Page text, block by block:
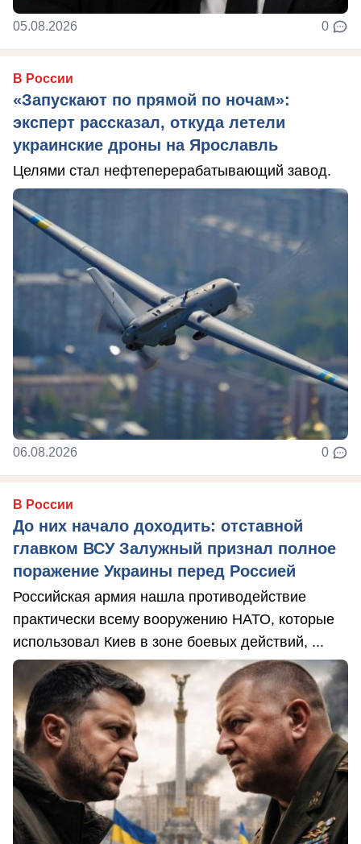
05.08.2026 0
В России
«Запускают по прямой по ночам»:
эксперт рассказал, откуда летели
украинские дроны на Ярославль
Целями стал нефтеперерабатывающий завод.
06.08.2026 0
В России
До них начало доходить: отставной
главком ВСУ Залужный признал полное
поражение Украины перед Россией
Российская армия нашла противодействие
практически всему вооружению НАТО, которые
использовал Киев в зоне боевых действий, ...